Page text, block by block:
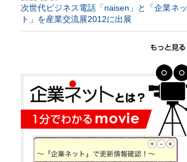
次世代ビジネス電話「naisen」と「企業ネッ
ト」を産業交流展2012に出展